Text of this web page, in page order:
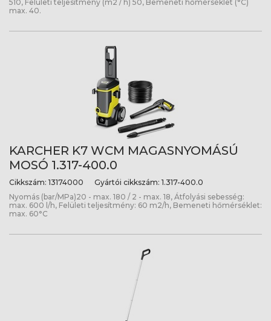
510, Felületi teljesítmény (m2 / h) 50, Bemeneti hőmérséklet (°C)
max. 40.
KARCHER K7 WCM MAGASNYOMÁSÚ
MOSÓ 1.317-400.0
Cikkszám: 13174000 Gyártói cikkszám: 1.317-400.0
Nyomás (bar/MPa)20 - max. 180 / 2 - max. 18, Átfolyási sebesség:
max. 600 l/h, Felületi teljesítmény: 60 m2/h, Bemeneti hőmérséklet:
max. 60°C